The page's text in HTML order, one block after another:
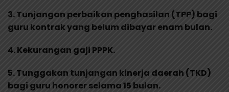
3. Tunjangan perbaikan penghasilan (TPP) bagi
guru kontrak yang belum dibayar enam bulan.
4. Kekurangan gaji PPPK.
5. Tunggakan tunjangan kinerja daerah (TKD)
bagi guru honorer selama 15 bulan.